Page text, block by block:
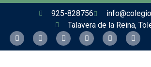
925-828756
Talavera de la Reina,